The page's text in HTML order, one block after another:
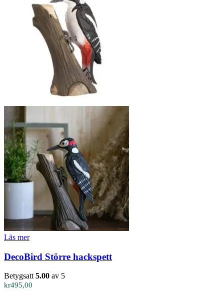
Läs mer
DecoBird Större hackspett
Betygsatt 5.00 av 5
kr495,00